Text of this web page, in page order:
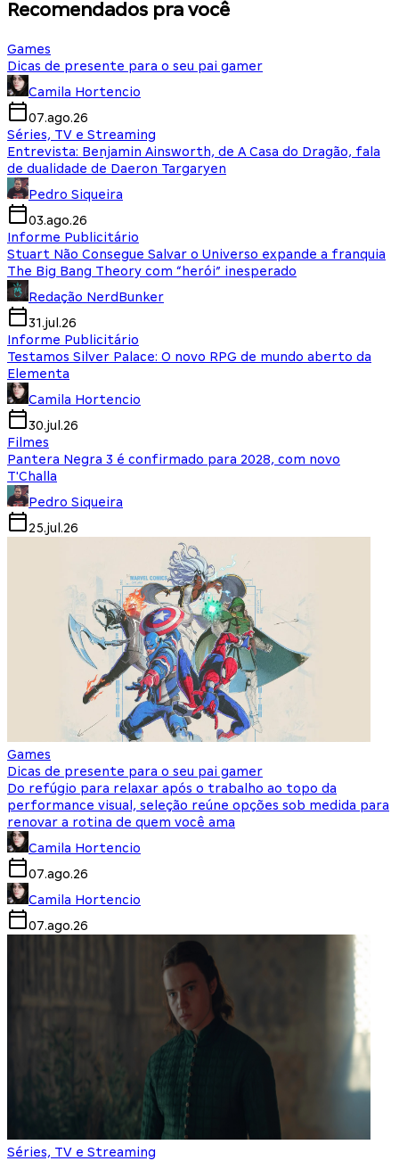
Recomendados pra você
Games
Dicas de presente para o seu pai gamer
Camila Hortencio
07.ago.26
Séries, TV e Streaming
Entrevista: Benjamin Ainsworth, de A Casa do Dragão, fala
de dualidade de Daeron Targaryen
Pedro Siqueira
03.ago.26
Informe Publicitário
Stuart Não Consegue Salvar o Universo expande a franquia
The Big Bang Theory com “herói” inesperado
Redação NerdBunker
31.jul.26
Informe Publicitário
Testamos Silver Palace: O novo RPG de mundo aberto da
Elementa
Camila Hortencio
30.jul.26
Filmes
Pantera Negra 3 é confirmado para 2028, com novo
T'Challa
Pedro Siqueira
25.jul.26
Games
Dicas de presente para o seu pai gamer
Do refúgio para relaxar após o trabalho ao topo da
performance visual, seleção reúne opções sob medida para
renovar a rotina de quem você ama
Camila Hortencio
07.ago.26
Camila Hortencio
07.ago.26
Séries, TV e Streaming